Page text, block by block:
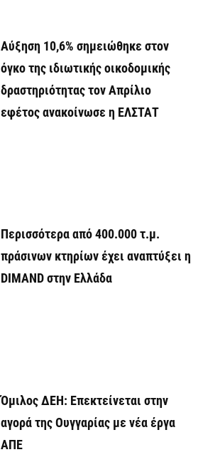
Αύξηση 10,6% σημειώθηκε στον
όγκο της ιδιωτικής οικοδομικής
δραστηριότητας τον Απρίλιο
εφέτος ανακοίνωσε η ΕΛΣΤΑΤ
Περισσότερα από 400.000 τ.μ.
πράσινων κτηρίων έχει αναπτύξει η
DIMAND στην Ελλάδα
Όμιλος ΔΕΗ: Επεκτείνεται στην
αγορά της Ουγγαρίας με νέα έργα
ΑΠΕ